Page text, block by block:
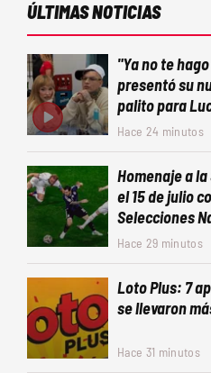
ÚLTIMAS NOTICIAS
"Ya no te
presentó su
palito para
Hace 24 minutos
Homenaje a
el 15 de julio
Selecciones
Hace 29 minutos
Loto Plus: 7
se llevaron
Hace 31 minutos